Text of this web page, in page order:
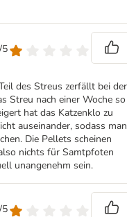
5
des Streus zerfällt bei der
Streu nach einer Woche so
hat das Katzenklo zu
auseinander, sodass man
Die Pellets scheinen
nichts für Samtpfoten
unangenehm sein.
5